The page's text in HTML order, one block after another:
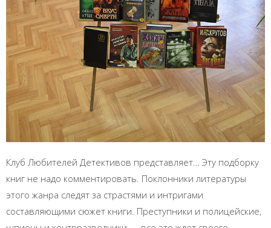
Клуб Любителей Детективов представляет… Эту подборку
книг не надо комментировать. Поклонники литературы
этого жанра следят за страстями и интригами
составляющими сюжет книги. Преступники и полицейские,